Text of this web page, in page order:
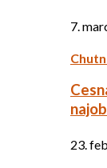
7.
23.